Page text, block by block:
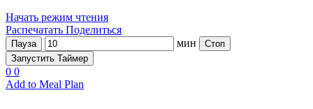
Начать режим чтения
Распечатать Поделиться
Пауза мин
Стоп
Запустить Таймер
0 0
Add to Meal Plan